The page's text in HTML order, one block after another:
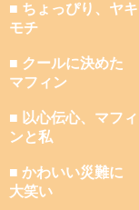
■ ちょっぴり、ヤキ
モチ
■ クールに決めた
マフィン
■ 以心伝心、マフィ
ンと私
■ かわいい災難に
大笑い